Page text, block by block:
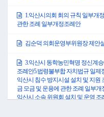
1.익산시의회 회의 규칙 일부개
관한 조례 일부개정조례안
김순덕 의회운영부위원장 제안
3.익산시 동학농민혁명 정신계
조례안5.법령불부합 자치법규 일제
익산시 침수 방지시설 설치 및 지원
금 모금 및 운용에 관한 조례 일부
익산시 소속 위원회 설치 및 운영